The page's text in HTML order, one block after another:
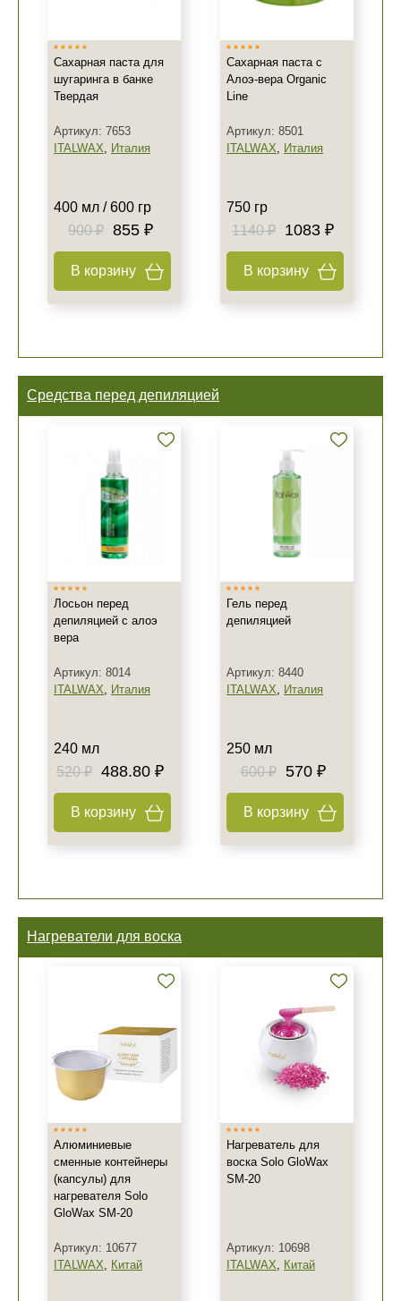
Сахарная паста для
шугаринга в банке
Твердая
Артикул: 7653
ITALWAX, Италия
400 мл / 600 гр
900 ₽
855 ₽
В корзину
Сахарная паста с
Алоэ-вера Organic
Line
Артикул: 8501
ITALWAX, Италия
750 гр
1140 ₽
1083 ₽
В корзину
Средства перед депиляцией
Лосьон перед
депиляцией с алоэ
вера
Артикул: 8014
ITALWAX, Италия
240 мл
520 ₽ 488.80 ₽
В корзину
Гель перед
депиляцией
Артикул: 8440
ITALWAX, Италия
250 мл
600 ₽
570 ₽
В корзину
Нагреватели для воска
Алюминиевые
сменные контейнеры
(капсулы) для
нагревателя Solo
GloWax SM-20
Артикул: 10677
ITALWAX, Китай
Нагреватель для
воска Solo GloWax
SM-20
Артикул: 10698
ITALWAX, Китай
+7 (495) 640-58-89
+7 (929) 933-09-89